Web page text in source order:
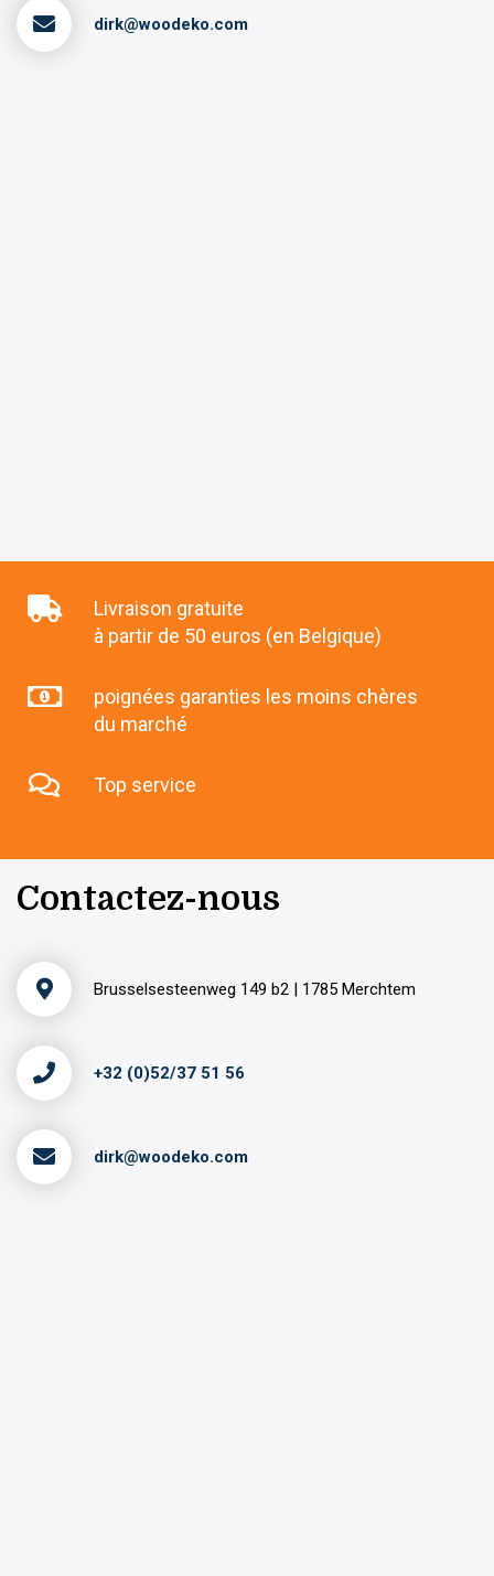
dirk@woodeko.com
Livraison gratuite
à partir de 50 euros (en Belgique)
poignées garanties les moins chères
du marché
Top service
Contactez-nous
Brusselsesteenweg 149 b2 | 1785 Merchtem
+32 (0)52/37 51 56
dirk@woodeko.com